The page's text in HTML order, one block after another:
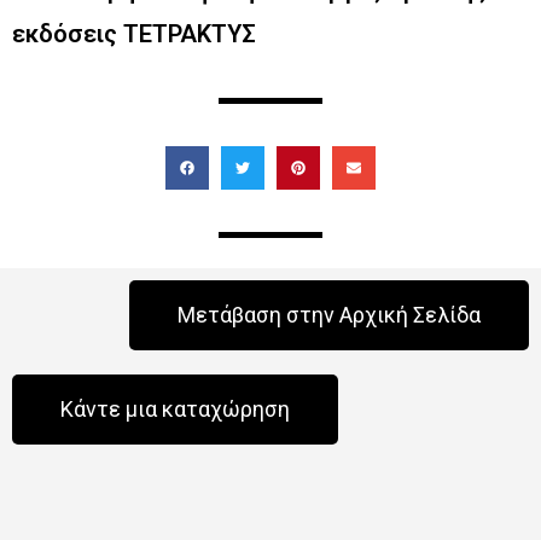
εκδόσεις ΤΕΤΡΑΚΤΥΣ
Μετάβαση στην Αρχική Σελίδα
Κάντε μια καταχώρηση